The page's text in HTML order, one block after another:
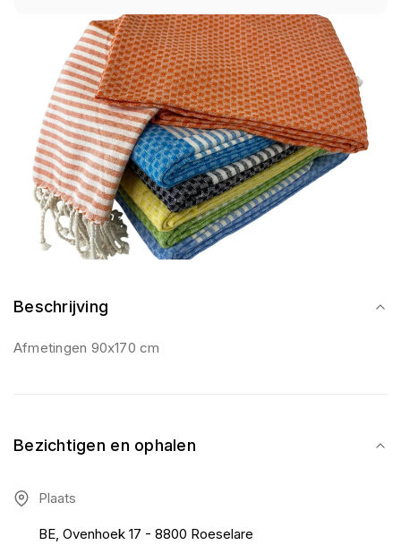
Beschrijving
Afmetingen 90x170 cm
Bezichtigen en ophalen
Plaats
BE, Ovenhoek 17 - 8800 Roeselare